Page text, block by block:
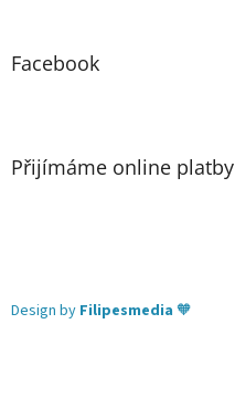
Facebook
Přijímáme online platby
Design by Filipesmedia 🧡